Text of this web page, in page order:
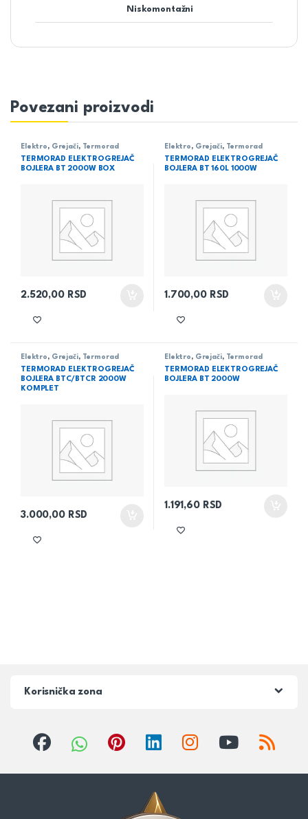
Niskomontažni
Povezani proizvodi
Elektro , Grejači, Termorad
TERMORAD ELEKTROGREJAČ
BOJLERA BT 2000W BOX
2.520,00 RSD
Elektro , Grejači, Termorad
TERMORAD ELEKTROGREJAČ
BOJLERA BT 160L 1000W
1.700,00 RSD
Elektro , Grejači, Termorad
TERMORAD ELEKTROGREJAČ
BOJLERA BTC/BTCR 2000W
KOMPLET
3.000,00 RSD
Elektro , Grejači, Termorad
TERMORAD ELEKTROGREJAČ
BOJLERA BT 2000W
1.191,60 RSD
Korisnička zona